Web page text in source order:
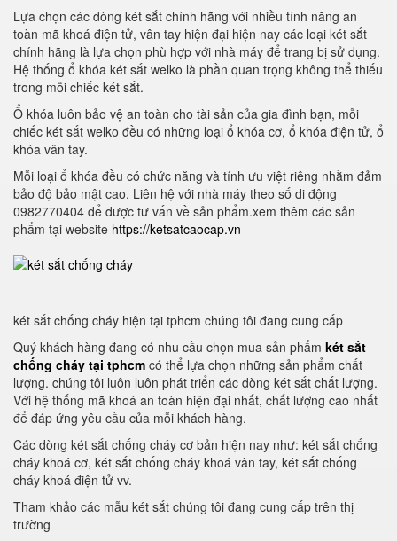
Lựa chọn các dòng két sắt chính hãng với nhiều tính năng an
toàn mã khoá điện tử, vân tay hiện đại hiện nay các loại két sắt
chính hãng là lựa chọn phù hợp với nhà máy để trang bị sử dụng.
Hệ thống ổ khóa két sắt welko là phần quan trọng không thể thiếu
trong mỗi chiếc két sắt.
Ổ khóa luôn bảo vệ an toàn cho tài sản của gia đình bạn, mỗi
chiếc két sắt welko đều có những loại ổ khóa cơ, ổ khóa điện tử, ổ
khóa vân tay.
Mỗi loại ổ khóa đều có chức năng và tính ưu việt riêng nhằm đảm
bảo độ bảo mật cao. Liên hệ với nhà máy theo số di động
0982770404 để được tư vấn về sản phẩm.xem thêm các sản
phẩm tại website https://ketsatcaocap.vn
két sắt chống cháy hiện tại tphcm chúng tôi đang cung cấp
Quý khách hàng đang có nhu cầu chọn mua sản phẩm két sắt
chống cháy tại tphcm có thể lựa chọn những sản phẩm chất
lượng. chúng tôi luôn luôn phát triển các dòng két sắt chất lượng.
Với hệ thống mã khoá an toàn hiện đại nhất, chất lượng cao nhất
để đáp ứng yêu cầu của mỗi khách hàng.
Các dòng két sắt chống cháy cơ bản hiện nay như: két sắt chống
cháy khoá cơ, két sắt chống cháy khoá vân tay, két sắt chống
cháy khoá điện tử vv.
Tham khảo các mẫu két sắt chúng tôi đang cung cấp trên thị
trường